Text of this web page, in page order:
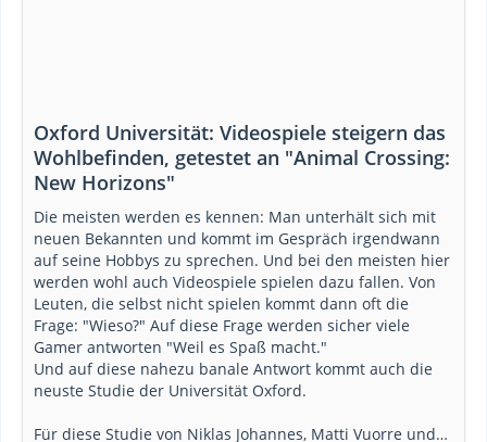
Oxford Universität: Videospiele steigern das
Wohlbefinden, getestet an "Animal Crossing:
New Horizons"
Die meisten werden es kennen: Man unterhält sich mit
neuen Bekannten und kommt im Gespräch irgendwann
auf seine Hobbys zu sprechen. Und bei den meisten hier
werden wohl auch Videospiele spielen dazu fallen. Von
Leuten, die selbst nicht spielen kommt dann oft die
Frage: "Wieso?" Auf diese Frage werden sicher viele
Gamer antworten "Weil es Spaß macht."
Und auf diese nahezu banale Antwort kommt auch die
neuste Studie der Universität Oxford.
Für diese Studie von Niklas Johannes, Matti Vuorre und…